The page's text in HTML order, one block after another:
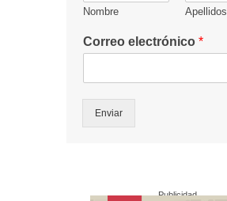
Nombre Apellidos
Correo electrónico *
Enviar
Publicidad